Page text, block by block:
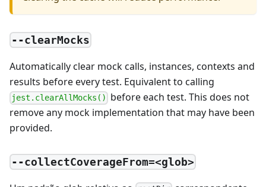
--clearMocks
Automatically clear mock calls, instances, contexts and
results before every test. Equivalent to calling
jest.clearAllMocks()
before each test. This does not
remove any mock implementation that may have been
provided.
--collectCoverageFrom=<glob>